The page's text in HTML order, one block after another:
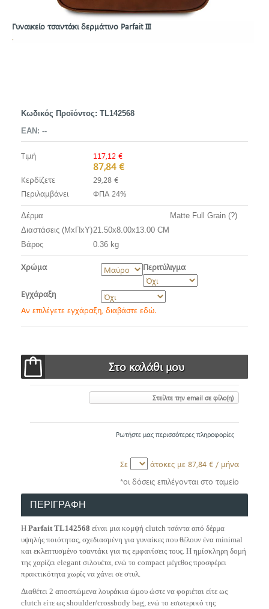
Γυναικείο τσαντάκι δερμάτινο Parfait III
.
Κωδικός Προϊόντος: TL142568
EAN: --
Τιμή 117,12 €
87,84 €
Κερδίζετε
29,28 €
Περιλαμβάνει
ΦΠΑ 24%
Δέρμα
Matte Full Grain (?)
Διαστάσεις (ΜxΠxΥ)21.50x8.00x13.00 CM
Βάρος
0.36 kg
Χρώμα Περιτύλιγμα
Εγχάραξη
Αν επιλέγετε εγχάραξη, διαβάστε εδώ.
Στείλτε την email σε φίλο(η)
Ρωτήστε μας περισσότερες πληροφορίες
Σε άτοκες με 87,84 € / μήνα
*οι δόσεις επιλέγονται στο ταμείο
ΠΕΡΙΓΡΑΦΗ
Η Parfait TL142568 είναι μια κομψή clutch τσάντα από δέρμα
υψηλής ποιότητας, σχεδιασμένη για γυναίκες που θέλουν ένα minimal
και εκλεπτυσμένο τσαντάκι για τις εμφανίσεις τους. Η ημίσκληρη δομή
της χαρίζει elegant σιλουέτα, ενώ το compact μέγεθος προσφέρει
πρακτικότητα χωρίς να χάνει σε στυλ.
Διαθέτει 2 αποσπώμενα λουράκια ώμου ώστε να φοριέται είτε ως
clutch είτε ως shoulder/crossbody bag, ενώ το εσωτερικό της